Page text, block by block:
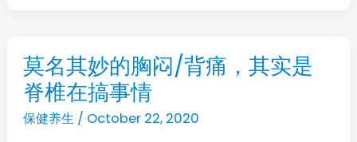
芝
用
起
来
莫名其妙的胸闷/背痛，其实是
脊椎在搞事情
保健养生/ October 22, 2020
莫
名
其